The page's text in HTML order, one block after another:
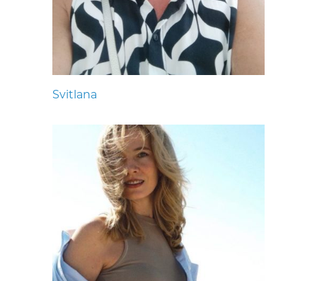
Svitlana